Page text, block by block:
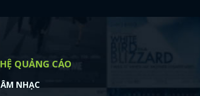
QUẢNG CÁO
NHẠC